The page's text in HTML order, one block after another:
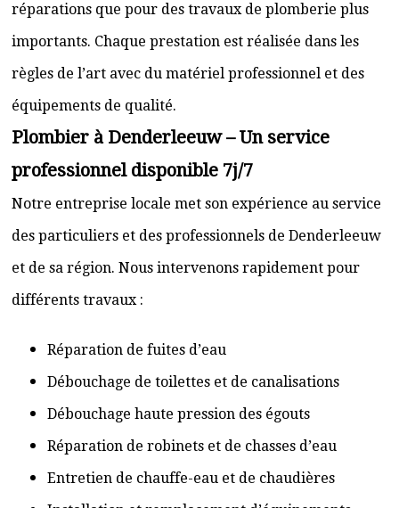
réparations que pour des travaux de plomberie plus
importants. Chaque prestation est réalisée dans les
règles de l’art avec du matériel professionnel et des
équipements de qualité.
Plombier à Denderleeuw – Un service
professionnel disponible 7j/7
Notre entreprise locale met son expérience au service
des particuliers et des professionnels de Denderleeuw
et de sa région. Nous intervenons rapidement pour
différents travaux :
Réparation de fuites d’eau
Débouchage de toilettes et de canalisations
Débouchage haute pression des égouts
Réparation de robinets et de chasses d’eau
Entretien de chauffe-eau et de chaudières